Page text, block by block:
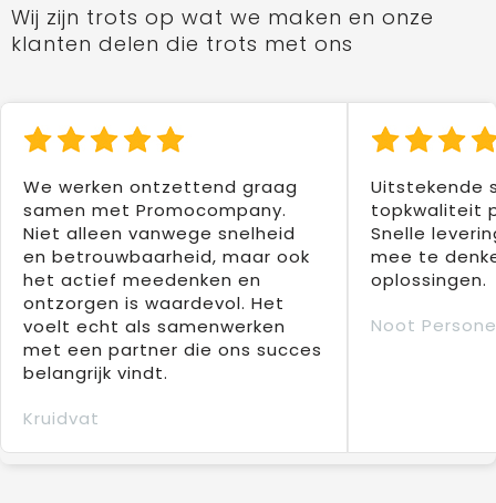
Wij zijn trots op wat we maken en onze
klanten delen die trots met ons
We werken ontzettend graag
samen met Promocompany.
Niet alleen vanwege snelheid
en betrouwbaarheid, maar ook
het actief meedenken en
ontzorgen is waardevol. Het
voelt echt als samenwerken
met een partner die ons succes
belangrijk vindt.
Kruidvat
Uitstekende
topkwaliteit
Snelle
mee te
oplossingen.
Noot